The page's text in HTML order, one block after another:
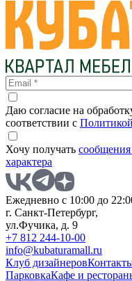
Даю согласие на
соответствии с
Хочу получать
характера
Ежедневно с 10:00 до
г. Санкт-Петербург,
ул.Фучика, д. 9
+7 812 244-10-00
info@kubaturamall.ru
Клуб дизайнеров
ПарковкаКафе и